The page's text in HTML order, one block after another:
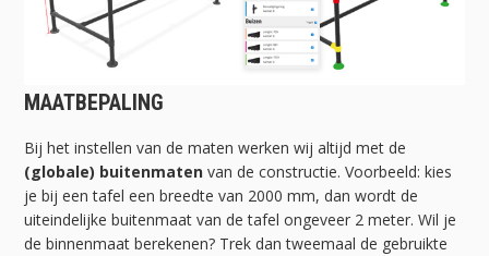
MAATBEPALING
Bij het instellen van de maten werken wij altijd met de
(globale) buitenmaten van de constructie. Voorbeeld: kies
je bij een tafel een breedte van 2000 mm, dan wordt de
uiteindelijke buitenmaat van de tafel ongeveer 2 meter. Wil je
de binnenmaat berekenen? Trek dan tweemaal de gebruikte